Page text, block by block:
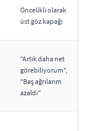
Öncelikli olarak
üst göz kapağı
"Artık daha net
görebiliyorum",
"Baş ağrılarım
azaldı"